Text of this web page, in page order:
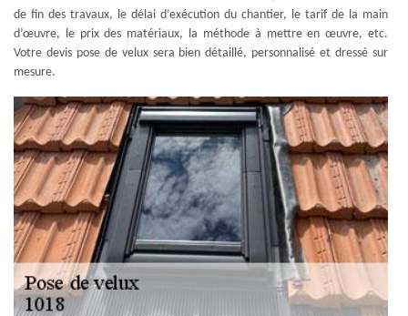
de fin des travaux, le délai d’exécution du chantier, le tarif de la main
d’œuvre, le prix des matériaux, la méthode à mettre en œuvre, etc.
Votre devis pose de velux sera bien détaillé, personnalisé et dressé sur
mesure.